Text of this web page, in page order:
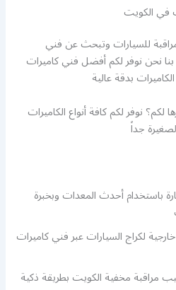
في الكويت
للسيارات وتبحث عن فني
نحن نوفر لكم أفضل فني كاميرات
بدقة عالية
لكم؟ نوفر لكم كافة أنواع الكاميرات
جداً
باستخدام أحدث المعدات وبخبرة
لكراج السيارات عبر فني كاميرات
مراقبة مخفية الكويت بطريقة ذكية